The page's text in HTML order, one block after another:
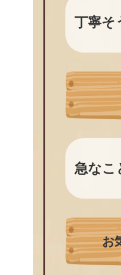
丁寧そ
急なこ
お